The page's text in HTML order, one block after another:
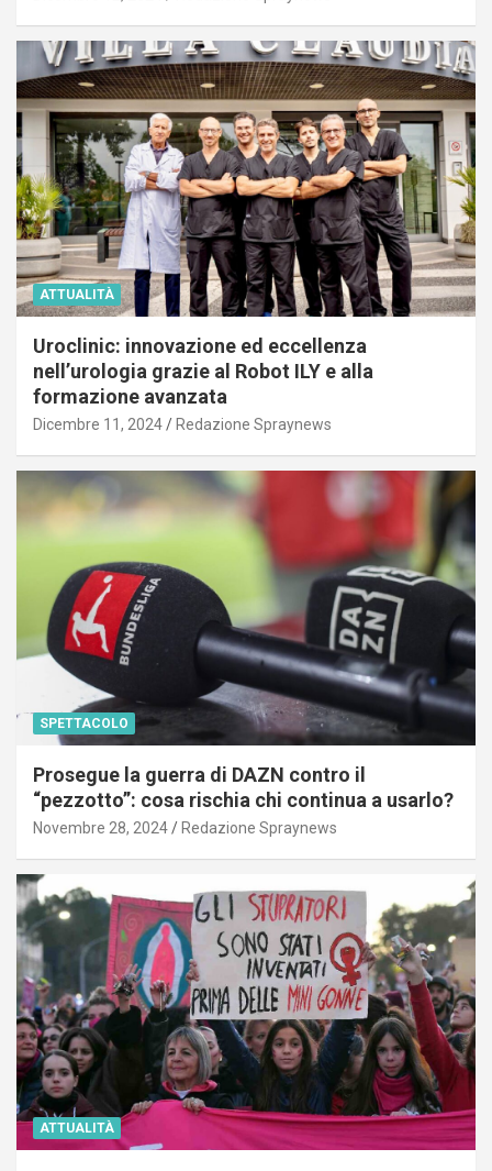
ATTUALITÀ
Uroclinic: innovazione ed eccellenza
nell’urologia grazie al Robot ILY e alla
formazione avanzata
Dicembre 11, 2024 Redazione Spraynews
SPETTACOLO
Prosegue la guerra di DAZN contro il
“pezzotto”: cosa rischia chi continua a usarlo?
Novembre 28, 2024 Redazione Spraynews
ATTUALITÀ